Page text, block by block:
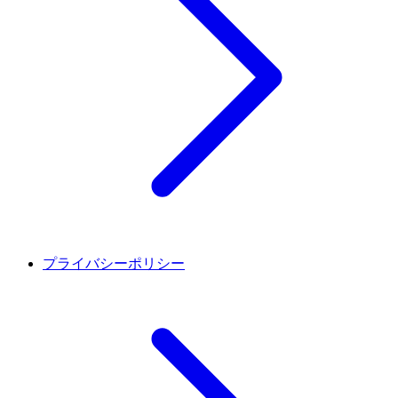
プライバシーポリシー